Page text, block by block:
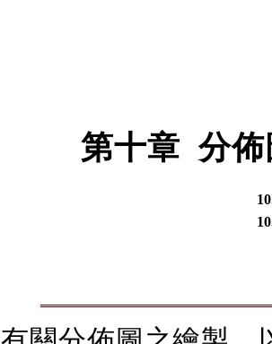
第十章 分佈